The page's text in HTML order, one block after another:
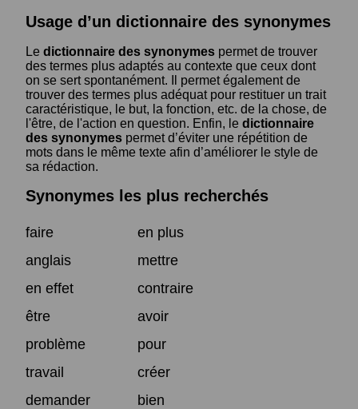
Usage d’un dictionnaire des synonymes
Le dictionnaire des synonymes permet de trouver
des termes plus adaptés au contexte que ceux dont
on se sert spontanément. Il permet également de
trouver des termes plus adéquat pour restituer un trait
caractéristique, le but, la fonction, etc. de la chose, de
l'être, de l'action en question. Enfin, le dictionnaire
des synonymes permet d’éviter une répétition de
mots dans le même texte afin d’améliorer le style de
sa rédaction.
Synonymes les plus recherchés
faire
en plus
anglais
mettre
en effet
contraire
être
avoir
problème
pour
travail
créer
demander
bien